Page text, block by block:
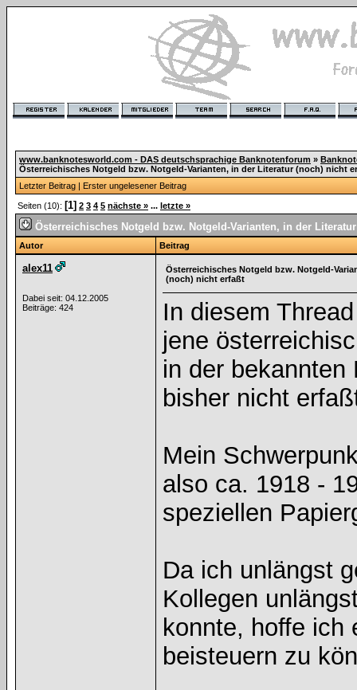
www.banknotesworld.com - DAS deutschsprachige Banknotenforum »
Österreichisches Notgeld bzw. Notgeld-Varianten, in der Literatur (noch) nicht
Letzter Beitrag | Erster ungelesener Beitrag
Seiten (10): [1] 2 3 4 5 nächste » ... letzte »
Österreichisches Notgeld bzw. Notgeld-Varianten, in der
Autor Beitrag
alex11
Dabei seit: 04.12.2005
Beiträge: 424
Österreichisches Notgeld bzw. Notgeld-
(noch) nicht erfaßt
In diesem
jene
in der
bisher nicht
Mein
also ca. 1918 -
speziellen
Da ich unlängst
Kollegen
konnte, hoffe ich
beisteuern zu